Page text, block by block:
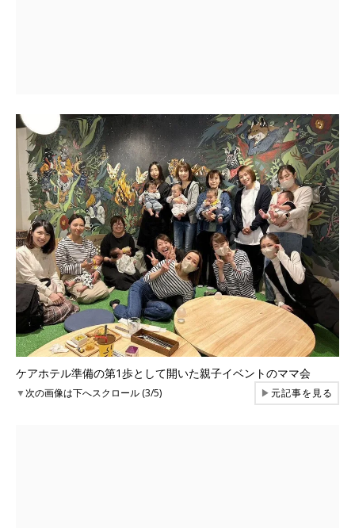
ケアホテル準備の第1歩として開いた親子イベントのママ会
▼次の画像は下へスクロール (3/5) ▶元記事を見る